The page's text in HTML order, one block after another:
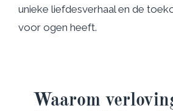
unieke liefdesverhaal en de
voor ogen heeft.
Waarom